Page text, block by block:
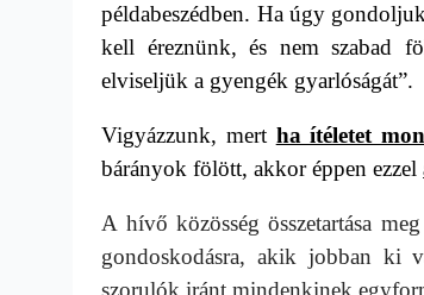
példabeszédben. Ha úgy
kell éreznünk, és nem szabad
elviseljük a gyengék gyarlóságát”.
Vigyázzunk, mert ha ítéletet
bárányok fölött, akkor éppen ezzel
A hívő közösség összetartása
gondoskodásra, akik jobban ki